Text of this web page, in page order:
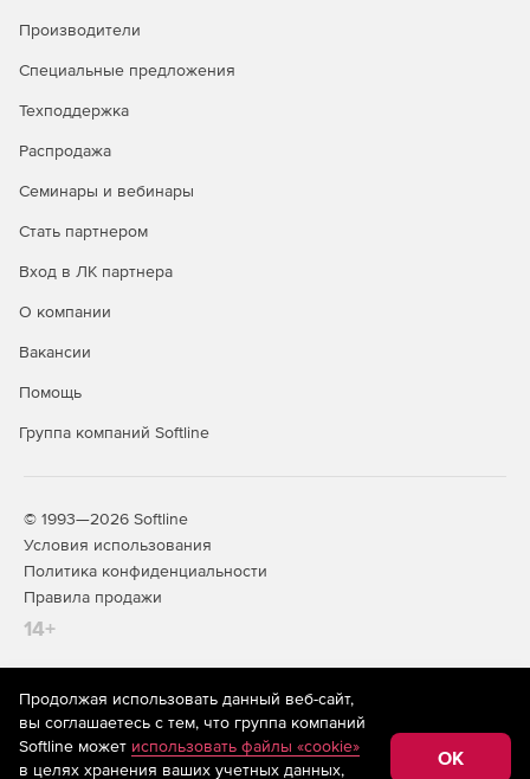
Code93 Extended.
Code93 Standard.
IATA 2.
2D штрих-коды включают:
DataMatrix.
Italian Post 25.
Производители
Специальные предложения
Техподдержка
Распродажа
Семинары и вебинары
Стать партнером
Вход в ЛК партнера
О компании
Вакансии
Помощь
Группа компаний Softline
© 1993—2026 Softline
Условия использования
Политика конфиденциальности
Правила продажи
14+
На информационном ресурсе store.softline.ru применяются
рекомендательные технологии(информационные технологии
предоставления информации на основе сбора,
систематизации и анализа сведений, относящихся к
Продолжая использовать данный веб-сайт,
вы соглашаетесь с тем, что группа компаний
Softline может использовать файлы «cookie»
в целях хранения ваших учетных данных,
OK